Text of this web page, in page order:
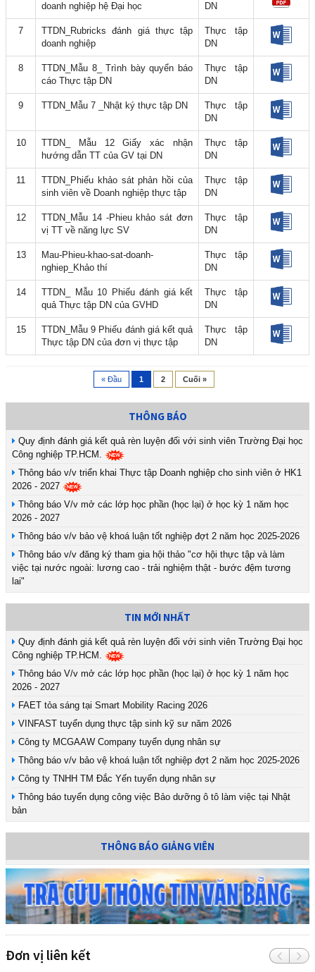
doanh nghiệp hệ Đại học
DN
7
TTDN_Rubricks đánh giá thực tập
doanh nghiệp
Thực tập
DN
8
TTDN_Mẫu 8_ Trình bày quyển báo
cáo Thực tập DN
Thực tập
DN
9 TTDN_Mẫu 7 _Nhật ký thực tập DN
Thực tập
DN
10
TTDN_ Mẫu 12 Giấy xác nhận
hướng dẫn TT của GV tại DN
Thực tập
DN
11
TTDN_Phiếu khảo sát phản hồi của
sinh viên về Doanh nghiệp thực tập
Thực tập
DN
12
TTDN_Mẫu 14 -Phieu khảo sát đơn
vị TT về năng lực SV
Thực tập
DN
13
Mau-Phieu-khao-sat-doanh-
nghiep_Khảo thí
Thực tập
DN
14
TTDN_ Mẫu 10 Phiếu đánh giá kết
quả Thực tập DN của GVHD
Thực tập
DN
15
TTDN_Mẫu 9 Phiếu đánh giá kết quả
Thực tập DN của đơn vị thực tập
Thực tập
DN
« Đầu 1 2 Cuối »
THÔNG BÁO
Quy định đánh giá kết quả rèn luyện đối với sinh viên Trường Đại học
Công nghiệp TP.HCM.
Thông báo v/v triển khai Thực tập Doanh nghiệp cho sinh viên ở HK1
2026 - 2027
Thông báo V/v mở các lớp học phần (học lại) ở học kỳ 1 năm học
2026 - 2027
Thông báo v/v bảo vệ khoá luận tốt nghiệp đợt 2 năm học 2025-2026
Thông báo v/v đăng ký tham gia hội thảo "cơ hội thực tập và làm
việc tại nước ngoài: lương cao - trải nghiệm thật - bước đệm tương
lai"
TIN MỚI NHẤT
Quy định đánh giá kết quả rèn luyện đối với sinh viên Trường Đại học
Công nghiệp TP.HCM.
Thông báo V/v mở các lớp học phần (học lại) ở học kỳ 1 năm học
2026 - 2027
FAET tỏa sáng tại Smart Mobility Racing 2026
VINFAST tuyển dụng thực tập sinh kỹ sư năm 2026
Công ty MCGAAW Company tuyển dụng nhân sự
Thông báo v/v bảo vệ khoá luận tốt nghiệp đợt 2 năm học 2025-2026
Công ty TNHH TM Đắc Yến tuyển dụng nhân sự
Thông báo tuyển dụng công việc Bảo dưỡng ô tô làm việc tại Nhật
bản
THÔNG BÁO GIẢNG VIÊN
Đơn vị liên kết